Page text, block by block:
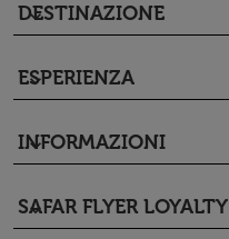
DESTINAZIONE
keyboard_arrow_down
ESPERIENZA
keyboard_arrow_down
INFORMAZIONI
keyboard_arrow_down
SAFAR FLYER LOYALTY
keyboard_arrow_down